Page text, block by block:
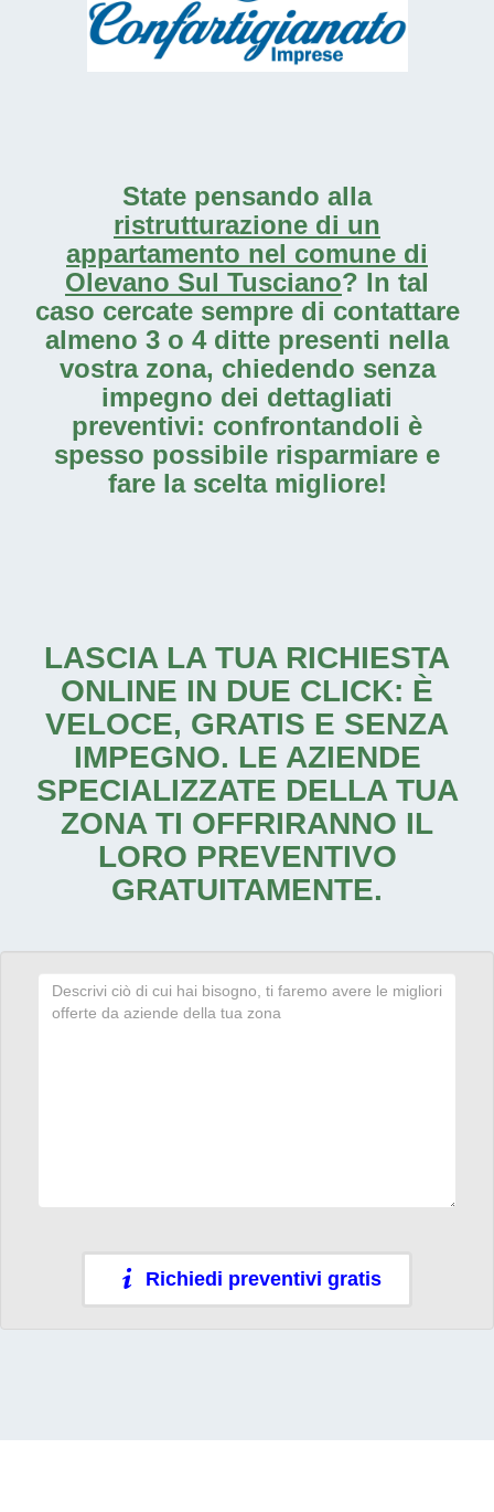
State pensando alla
ristrutturazione di un
appartamento nel comune di
Olevano Sul Tusciano? In tal
caso cercate sempre di contattare
almeno 3 o 4 ditte presenti nella
vostra zona, chiedendo senza
impegno dei dettagliati
preventivi: confrontandoli è
spesso possibile risparmiare e
fare la scelta migliore!
LASCIA LA TUA RICHIESTA
ONLINE IN DUE CLICK: È
VELOCE, GRATIS E SENZA
IMPEGNO. LE AZIENDE
SPECIALIZZATE DELLA TUA
ZONA TI OFFRIRANNO IL
LORO PREVENTIVO
GRATUITAMENTE.
Richiedi preventivi gratis